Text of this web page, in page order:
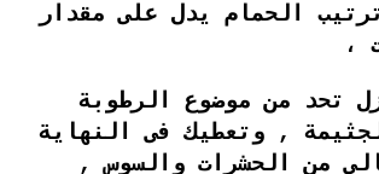
الحمام يدل على مقدار
،
تحد من موضوع الرطوبة
, وتعطيك فى النهاية
من الحشرات والسوس ,